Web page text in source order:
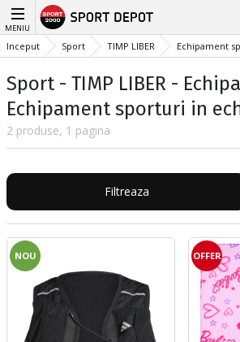
MENIU
Inceput Sport TIMP LIBER Echipament
Sport - TIMP LIBER -
Echipament sporturi in
2 produse, 1 pagina
Filtreaza
NOU OFFER